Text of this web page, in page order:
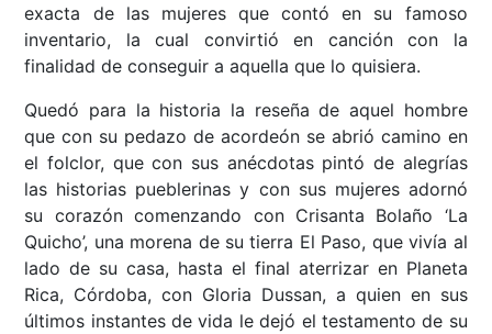
exacta de las mujeres que contó en su famoso
inventario, la cual convirtió en canción con la
finalidad de conseguir a aquella que lo quisiera.
Quedó para la historia la reseña de aquel hombre
que con su pedazo de acordeón se abrió camino en
el folclor, que con sus anécdotas pintó de alegrías
las historias pueblerinas y con sus mujeres adornó
su corazón comenzando con Crisanta Bolaño ‘La
Quicho’, una morena de su tierra El Paso, que vivía al
lado de su casa, hasta el final aterrizar en Planeta
Rica, Córdoba, con Gloria Dussan, a quien en sus
últimos instantes de vida le dejó el testamento de su